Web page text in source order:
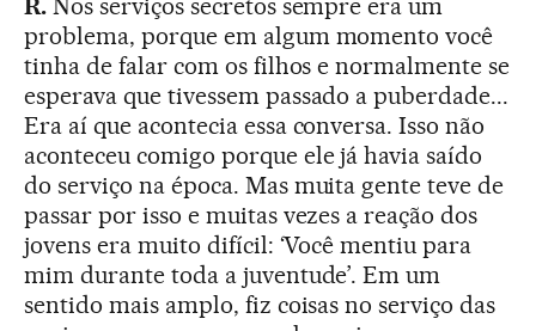
R.Nos serviços secretos sempre era um
problema, porque em algum momento você
tinha de falar com os filhos e normalmente se
esperava que tivessem passado a puberdade...
Era aí que acontecia essa conversa. Isso não
aconteceu comigo porque ele já havia saído
do serviço na época. Mas muita gente teve de
passar por isso e muitas vezes a reação dos
jovens era muito difícil: ‘Você mentiu para
mim durante toda a juventude’. Em um
sentido mais amplo, fiz coisas no serviço das